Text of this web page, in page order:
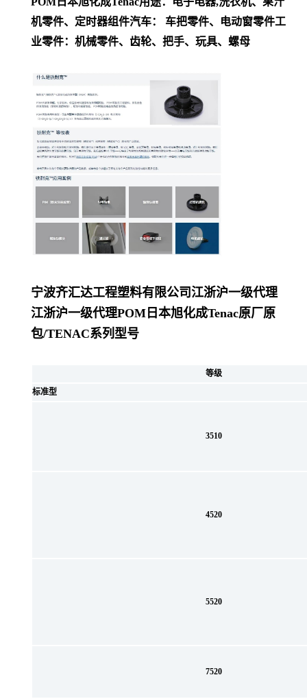
机零件、定时器组件汽车： 车把零件、电动窗零件工
业零件：机械零件、齿轮、把手、玩具、螺母
宁波齐汇达工程塑料有限公司江浙沪一级代理
江浙沪一级代理POM日本旭化成Tenac原厂原
包/TENAC系列型号
等级
标准型
3510
4520
5520
7520